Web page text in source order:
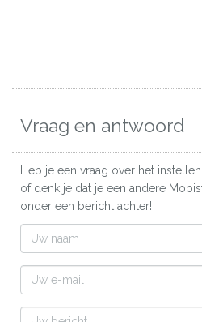
Vraag en antwoord
Heb je een vraag over het
of denk je dat je een andere
onder een bericht achter!